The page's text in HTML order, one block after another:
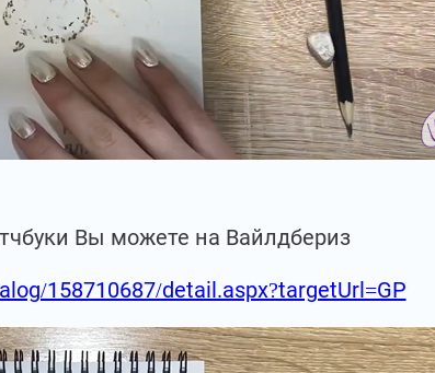
Вы можете на Вайлдбериз
158710687/detail.aspx?targetUrl=GP